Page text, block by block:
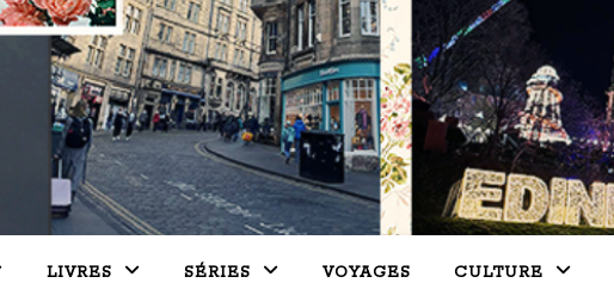
LIVRES SÉRIES VOYAGES CULTURE